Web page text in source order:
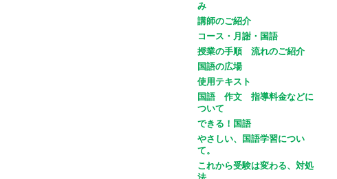
み
講師のご紹介
コース・月謝・国語
授業の手順 流れのご紹介
国語の広場
使用テキスト
国語 作文 指導料金などに
ついて
できる！国語
やさしい、国語学習につい
て。
これから受験は変わる、対処